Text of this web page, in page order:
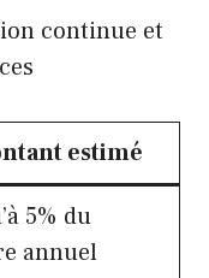
continue et
estimé
5% du
annuel